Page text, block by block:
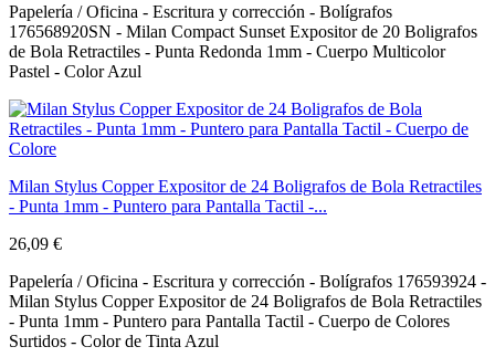
Papelería / Oficina - Escritura y corrección - Bolígrafos
176568920SN - Milan Compact Sunset Expositor de 20 Boligrafos
de Bola Retractiles - Punta Redonda 1mm - Cuerpo Multicolor
Pastel - Color Azul
Milan Stylus Copper Expositor de 24 Boligrafos de Bola Retractiles
- Punta 1mm - Puntero para Pantalla Tactil -...
26,09 €
Papelería / Oficina - Escritura y corrección - Bolígrafos 176593924 -
Milan Stylus Copper Expositor de 24 Boligrafos de Bola Retractiles
- Punta 1mm - Puntero para Pantalla Tactil - Cuerpo de Colores
Surtidos - Color de Tinta Azul